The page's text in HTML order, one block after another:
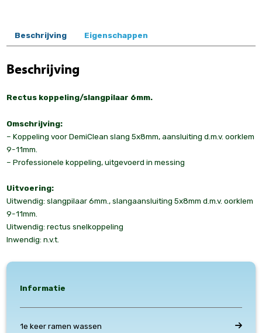
Beschrijving Eigenschappen
Beschrijving
Rectus koppeling/slangpilaar 6mm.
Omschrijving:
– Koppeling voor DemiClean slang 5x8mm, aansluiting d.m.v. oorklem
9-11mm.
– Professionele koppeling, uitgevoerd in messing
Uitvoering:
Uitwendig: slangpilaar 6mm., slangaansluiting 5x8mm d.m.v. oorklem
9-11mm.
Uitwendig: rectus snelkoppeling
Inwendig: n.v.t.
Informatie
1e keer ramen wassen